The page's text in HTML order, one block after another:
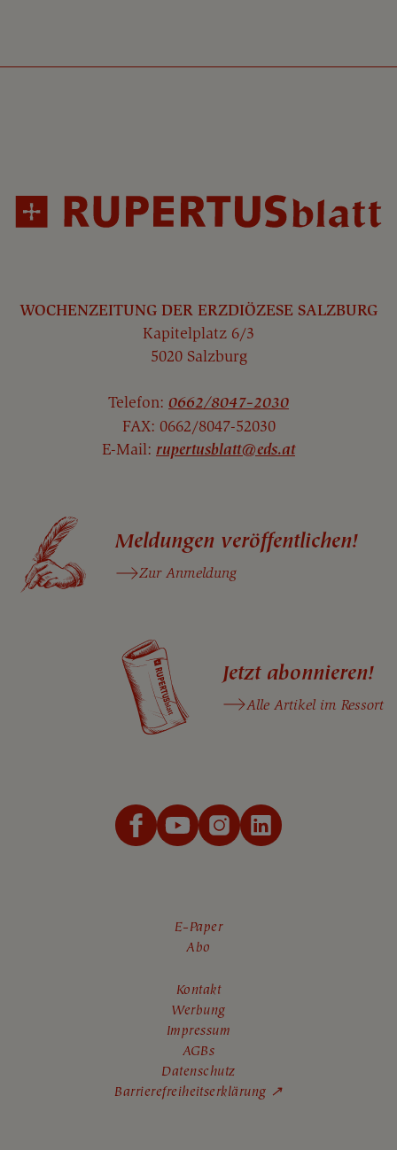
WOCHENZEITUNG DER ERZDIÖZESE SALZBURG
Kapitelplatz 6/3
5020 Salzburg
Telefon: 0662/8047-2030
FAX: 0662/8047-52030
E-Mail: rupertusblatt@eds.at
Meldungen veröffentlichen!
Zur Anmeldung
Jetzt abonnieren!
Alle Artikel im Ressort
E-Paper
Abo
Kontakt
Werbung
Impressum
AGBs
Datenschutz
Barrierefreiheitserklärung ↗